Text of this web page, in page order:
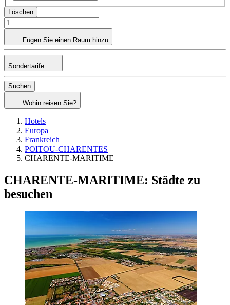
Löschen
Fügen Sie einen Raum hinzu
Sondertarife
Suchen
Wohin reisen Sie?
Hotels
Europa
Frankreich
POITOU-CHARENTES
CHARENTE-MARITIME
CHARENTE-MARITIME: Städte zu
besuchen